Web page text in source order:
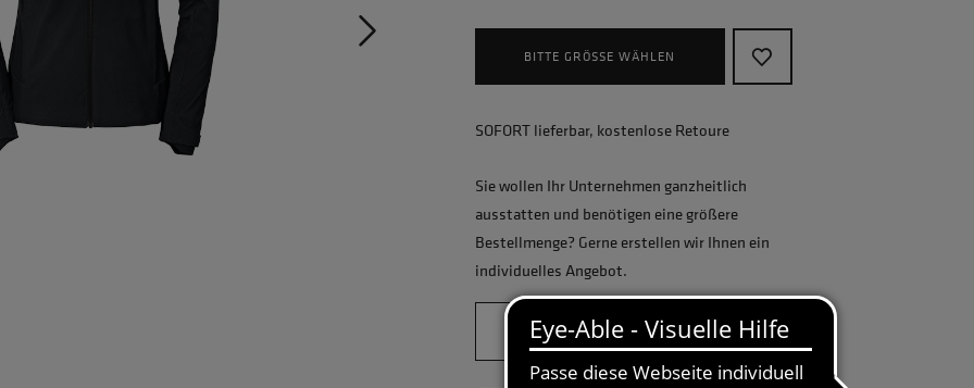
BITTE GRÖSSE WÄHLEN
SOFORT lieferbar, kostenlose Retoure
Sie wollen Ihr Unternehmen ganzheitlich
ausstatten und benötigen eine größere
Bestellmenge? Gerne erstellen wir Ihnen ein
individuelles Angebot.
JETZT ANFRAGEN